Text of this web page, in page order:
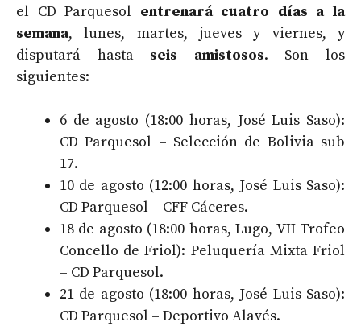
el CD Parquesol entrenará cuatro días a la
semana, lunes, martes, jueves y viernes, y
disputará hasta seis amistosos. Son los
siguientes:
6 de agosto (18:00 horas, José Luis Saso):
CD Parquesol – Selección de Bolivia sub
17.
10 de agosto (12:00 horas, José Luis Saso):
CD Parquesol – CFF Cáceres.
18 de agosto (18:00 horas, Lugo, VII Trofeo
Concello de Friol): Peluquería Mixta Friol
– CD Parquesol.
21 de agosto (18:00 horas, José Luis Saso):
CD Parquesol – Deportivo Alavés.